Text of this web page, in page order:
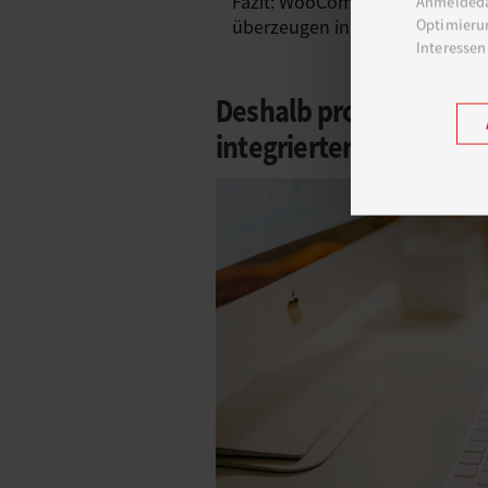
überzeugen in Ihren jeweiligen
Deshalb profitieren
integrierten E-